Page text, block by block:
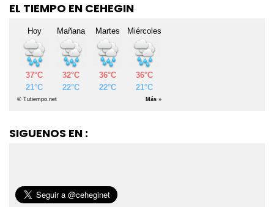
EL TIEMPO EN CEHEGIN
SIGUENOS EN :